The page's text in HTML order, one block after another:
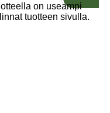
on useampi
tuotteen sivulla.